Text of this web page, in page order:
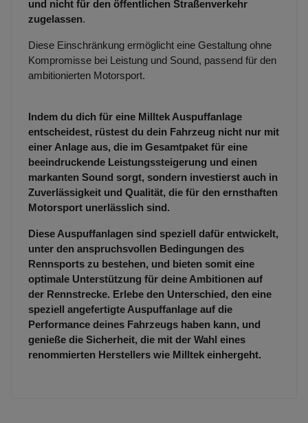
und nicht für den öffentlichen Straßenverkehr
zugelassen.
Diese Einschränkung ermöglicht eine Gestaltung ohne
Kompromisse bei Leistung und Sound, passend für den
ambitionierten Motorsport.
Indem du dich für eine Milltek Auspuffanlage
entscheidest, rüstest du dein Fahrzeug nicht nur mit
einer Anlage aus, die im Gesamtpaket für eine
beeindruckende Leistungssteigerung und einen
markanten Sound sorgt, sondern investierst auch in
Zuverlässigkeit und Qualität, die für den ernsthaften
Motorsport unerlässlich sind.
Diese Auspuffanlagen sind speziell dafür entwickelt,
unter den anspruchsvollen Bedingungen des
Rennsports zu bestehen, und bieten somit eine
optimale Unterstützung für deine Ambitionen auf
der Rennstrecke. Erlebe den Unterschied, den eine
speziell angefertigte Auspuffanlage auf die
Performance deines Fahrzeugs haben kann, und
genieße die Sicherheit, die mit der Wahl eines
renommierten Herstellers wie Milltek einhergeht.